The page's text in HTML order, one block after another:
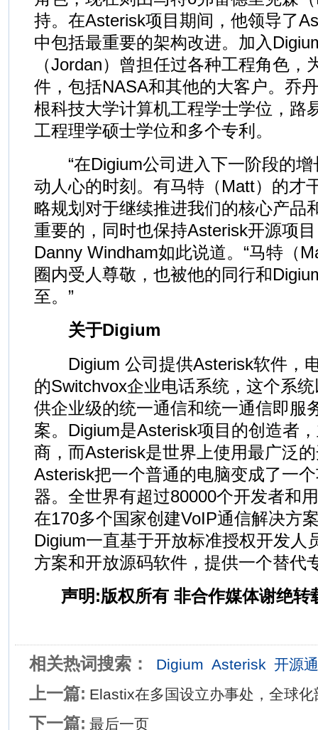
持。在Asterisk项目期间，他领导了
中包括最重要的架构改进。加入
（Jordan）曾担任过各种工程角色，
件，包括NASA和其他的大客户。乔
根科技大学计算机工程学士学位，路
工程理学硕士学位和多个专利。
“在Digium公司进入下一阶段的增
动人心的时刻。有马特（Matt）的才
略规划对于继续推进我们的核心产品
重要的，同时也保持Asterisk开源项
Danny Windham如此说道。“马特（
圈内受人尊敬，也被他的同行和
至。”
关于Digium
Digium 公司提供Asterisk软件，
的Switchvox企业电话系统，这个系
供企业级的统一通信和统一通信即服
案。Digium是Asterisk项目的创造者
商，而Asterisk是世界上使用最广泛
Asterisk把一个普通的电脑变成了一
器。全世界有超过80000个开发者和
在170多个国家创建VoIP通信解决方
Digium一直基于开放标准授权开发人
方案和开放源码软件，提供一个替代
声明:版权所有 非合作媒体谢绝转
相关热词搜索： Digium Asterisk 开源
上一篇: Elastix在多国设立办事处，全球化
下一篇: 最后一页